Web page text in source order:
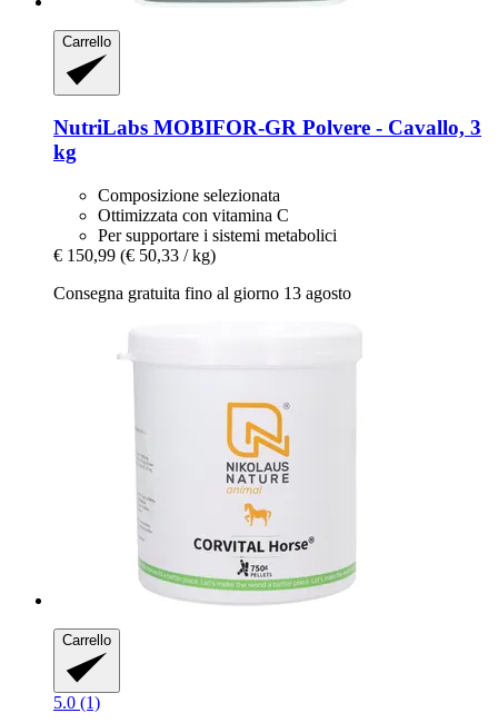
Carrello
NutriLabs MOBIFOR-​GR Polvere -​ Cavallo, 3
kg
Composizione selezionata
Ottimizzata con vitamina C
Per supportare i sistemi metabolici
€ 150,99 (€ 50,33 / kg)
Consegna gratuita fino al giorno 13 agosto
Carrello
5.0 (1)